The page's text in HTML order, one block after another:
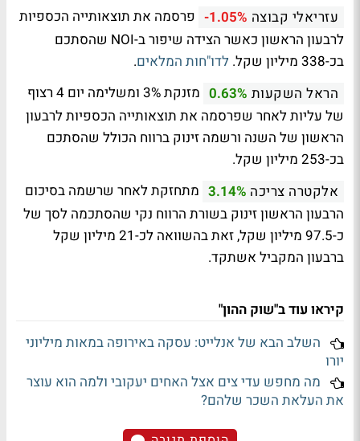
עזריאלי קבוצה -1.05% פרסמה את תוצאותייה הכספיות
לרבעון הראשון כאשר הצידה שיפור ב-NOI שהסתכם
בכ-338 מיליון שקל.
לדו"חות המלאים.
הראל השקעות 0.63%
מזנקת 3% ומשלימה יום 4 רצוף
של עליות לאחר שפרסמה את תוצאותייה הכספיות לרבעון
הראשון של השנה ורשמה זינוק ברווח הכולל שהסתכם
בכ-253 מיליון שקל.
אלקטרה צריכה 3.14% מתחזקת לאחר שרשמה בסיכום
הרבעון הראשון זינוק בשורת הרווח נקי שהסתכמה לסך של
כ-97.5 מיליון שקל, זאת בהשוואה לכ-21 מיליון שקל
ברבעון המקביל אשתקד.
קיראו עוד ב"שוק ההון"
השלב הבא של אנלייט: עסקה באירופה במאות מיליוני
יורו
מה מחפש עדי צים אצל האחים יעקובי ולמה הוא עוצר
את העלאת השכר שלהם?